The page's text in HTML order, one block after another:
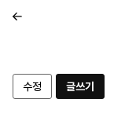
수정 글쓰기